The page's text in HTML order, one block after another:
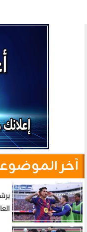
آخر